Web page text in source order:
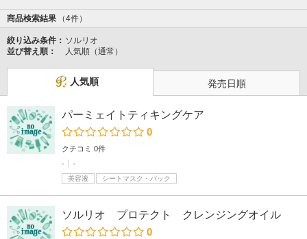
商品検索結果 （4件）
絞り込み条件： ソルリオ
並び替え順：
人気順（通常）
人気順 発売日順
パーミェイトティキングケア
0
クチコミ 0件
-
-
美容液
シートマスク・パック
ソルリオ プロテクト クレンジングオイル
0